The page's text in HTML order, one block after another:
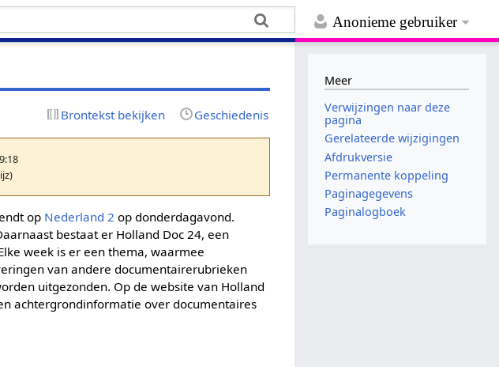
Anonieme gebruiker
Brontekst bekijken Geschiedenis
op Nederland 2 op donderdagavond.
bestaat er Holland Doc 24, een
week is er een thema, waarmee
van andere documentairerubrieken
uitgezonden. Op de website van Holland
achtergrondinformatie over documentaires
Meer
Verwijzingen naar deze
pagina
Gerelateerde wijzigingen
Afdrukversie
Permanente koppeling
Paginagegevens
Paginalogboek